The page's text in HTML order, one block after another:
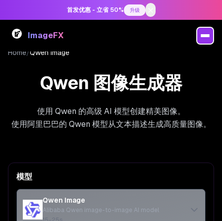
首发优惠 - 立省 50% 升级
ImageFX
Home/Qwen Image
Qwen 图像生成器
使用 Qwen 的高级 AI 模型创建精美图像。
使用阿里巴巴的 Qwen 模型从文本描述生成高质量图像。
模型
Qwen Image
Alibaba Qwen image-to-image AI model